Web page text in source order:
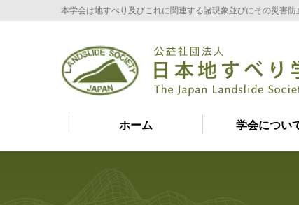
本学会は地すべり及びこれに関連する諸現象並びにその災害
ホーム 学会につい